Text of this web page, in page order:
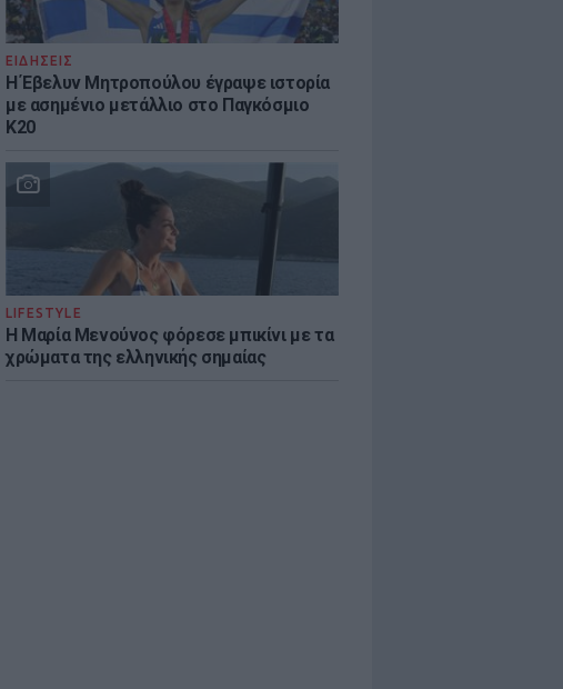
ΕΙΔΗΣΕΙΣ
Η Έβελυν Μητροπούλου έγραψε ιστορία
με ασημένιο μετάλλιο στο Παγκόσμιο
Κ20
LIFESTYLE
Η Μαρία Μενούνος φόρεσε μπικίνι με τα
χρώματα της ελληνικής σημαίας